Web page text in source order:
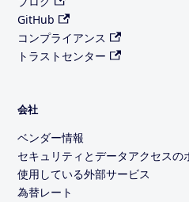
GitHub
コンプライアンス
トラストセンター
会社
ベンダー情報
セキュリティとデータアクセスの
使用している外部サービス
為替レート